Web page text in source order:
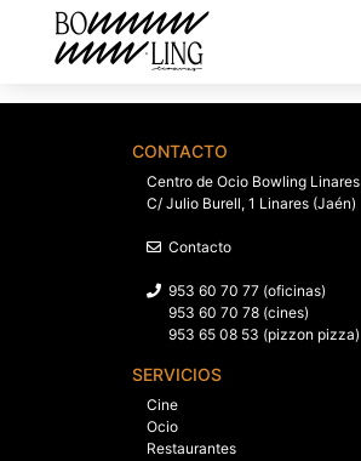
CONTACTO
Centro de Ocio Bowling Linares
C/ Julio Burell, 1 Linares (Jaén)
Contacto
953 60 70 77 (oficinas)
953 60 70 78 (cines)
953 65 08 53 (pizzon pizza)
SERVICIOS
Cine
Ocio
Restaurantes